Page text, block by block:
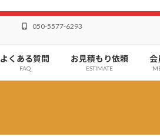
050-5577-6293
よくある質問
FAQ
お見積もり依頼
ESTIMATE
会